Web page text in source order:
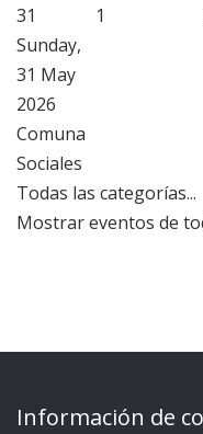
31
Sunday,
31 May
2026
1
Comuna
Sociales
Todas las categorías...
Mostrar eventos de
Información de